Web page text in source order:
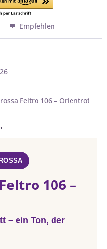
Empfehlen
Feltro 106 – Orientrot
106 –
– ein Ton, der